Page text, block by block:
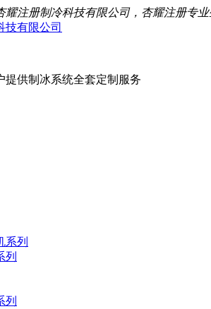
耀注册制冷科技有限公司，杏耀注册专
提供制冰系统全套定制服务
系列
列
列